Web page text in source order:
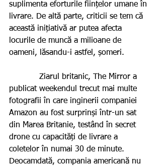
suplimenta eforturile ființelor umane în
livrare. De altă parte, criticii se tem că
această inițiativă ar putea afecta
locurile de muncă a milioane de
oameni, lăsandu-i astfel, șomeri.
publicat weekendul trecut mai multe
fotografii în care inginerii companiei
Amazon au fost surprinși într-un sat
din Marea Britanie, testând în secret
drone cu capacități de livrare a
coletelor în numai 30 de minute.
Deocamdată, compania americană nu